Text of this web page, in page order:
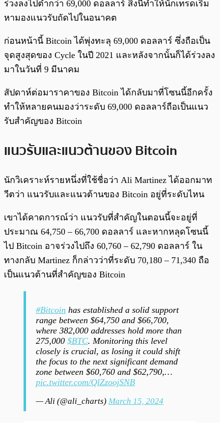
ร่วงลงไปต่ำกว่า 69,000 ดอลลาร์ สิ่งนี้ทำให้นักเทรดเริ่ม
หามองแนวรับถัดไปในอนาคต
ก่อนหน้านี้ Bitcoin ได้พุ่งทะลุ 69,000 ดอลลาร์ ซึ่งถือเป็น
จุดสูงสุดของ Cycle ในปี 2021 และหลังจากนั้นก็ได้ร่วงลง
มาในวันที่ 9 มีนาคม
สัปดาห์ต่อมาราคาของ Bitcoin ได้กลับมาที่โซนนี้อีกครั้ง
ทำให้หลายคนมองว่าระดับ 69,000 ดอลลาร์ถือเป็นแนว
รับสำคัญของ Bitcoin
แนวรับและแนวต้านของ Bitcoin
นักวิเคราะห์รายหนึ่งที่ใช้ชื่อว่า Ali Martinez ได้ออกมาท
วีตว่า แนวรับและแนวต้านของ Bitcoin อยู่ที่ระดับไหน
เขาได้คาดการณ์ว่า แนวรับที่สำคัญในตอนนี้จะอยู่ที่
ประมาณ 64,750 – 66,700 ดอลลาร์ และหากหลุดโซนนี้
ไป Bitcoin อาจร่วงไปถึง 60,760 – 62,790 ดอลลาร์ ใน
ทางกลับ Martinez ก็กล่าวว่าที่ระดับ 70,180 – 71,340 ถือ
เป็นแนวต้านที่สำคัญของ Bitcoin
#Bitcoin has established a solid support
range between $64,750 and $66,700,
where 382,000 addresses hold more than
275,000 $BTC. Monitoring this level
closely is crucial, as losing it could shift
the focus to the next significant demand
zone between $60,760 and $62,790,…
pic.twitter.com/QlZzoojSNB
— Ali (@ali_charts) March 15, 2024